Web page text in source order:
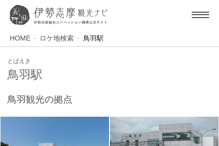
HOME ロケ地検索 鳥羽駅
とばえき
鳥羽駅
鳥羽観光の拠点